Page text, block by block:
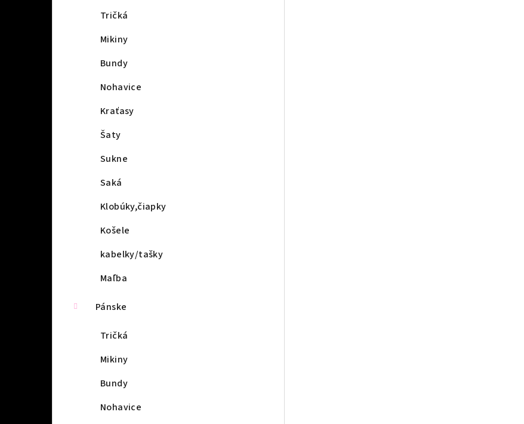
Tričká
Mikiny
Bundy
Nohavice
Kraťasy
Šaty
Sukne
Saká
Klobúky,čiapky
Košele
kabelky/tašky
Maľba
Pánske
Tričká
Mikiny
Bundy
Nohavice